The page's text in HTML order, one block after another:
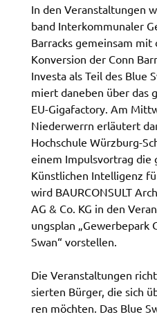
In den Veran­stal­tun­gen
band Inter­kom­mu­na­ler
Barracks gemein­sam mit
Konver­si­on der Conn
Inves­ta als Teil des Blue
miert dane­ben über das
EU-Gigafac­to­ry. Am
Nieder­werrn erläu­tert
Hoch­schu­le Würz­burg-
einem Impuls­vor­trag die
Künst­li­chen Intel­li­genz
wird BAUR­CON­SULT
AG & Co. KG in den
ungs­plan „Gewer­be­park
Swan“ vorstel­len.
Die Veran­stal­tun­gen
sier­ten Bürger, die sich
ren möch­ten. Das Blue
Barrierefreiheit
accessibility
Anbieter:
Landratsamt
Zweck:
Kontrast und
Cookie Laufzeit:
Session
EXTERNE
Wir weisen darauf hin,
des
Schweinfurt liegt und